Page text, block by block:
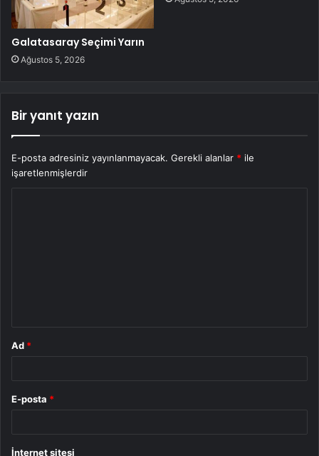
Galatasaray Seçimi Yarın
Ağustos 5, 2026
Bir yanıt yazın
E-posta adresiniz yayınlanmayacak. Gerekli alanlar * ile
işaretlenmişlerdir
Ad *
E-posta *
İnternet sitesi